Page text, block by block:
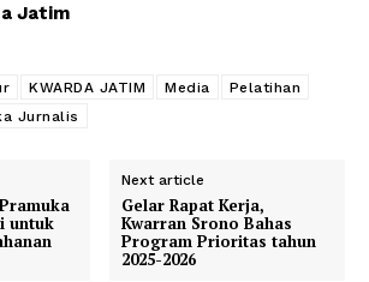
Jatim
KWARDA JATIM Media
Pelatihan
Jurnalis
untuk
Next article
Gelar Rapat Kerja,
Kwarran Srono Bahas
Program Prioritas tahun
2025-2026